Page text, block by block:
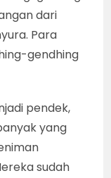
lakon
(16/8).(foto :